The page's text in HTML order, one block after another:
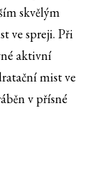
skvělým
ve spreji. Při
aktivní
mist ve
v přísné